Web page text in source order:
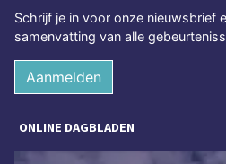
Schrijf je in voor onze nieuwsbrief
samenvatting van alle
Aanmelden
ONLINE DAGBLADEN